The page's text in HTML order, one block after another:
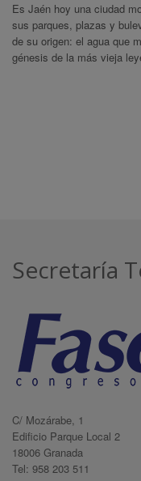
Es Jaén hoy una ciudad
sus parques, plazas y
de su origen: el agua que
génesis de la más vieja
Secretaría
C/ Mozárabe, 1
Edificio Parque Local 2
18006 Granada
Tel: 958 203 511